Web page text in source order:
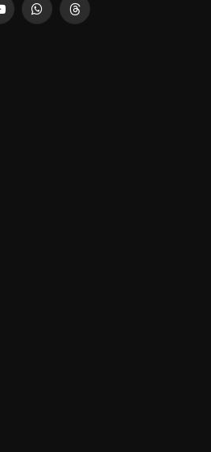
WhatsAppThreads